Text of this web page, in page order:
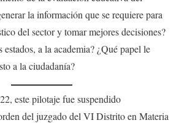
la información que se requiere para
del sector y tomar mejores decisiones?
estados, a la academia? ¿Qué papel le
a la ciudadanía?
este pilotaje fue suspendido
del juzgado del VI Distrito en Materia